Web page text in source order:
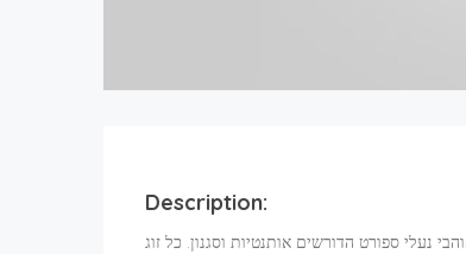
Description:
נעלי ספורט הדורשים אותנטיות וסגנון. כל זוג